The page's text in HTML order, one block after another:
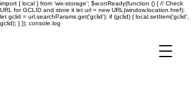
import { local } from 'wix-storage'; $w.onReady(function () { // Check
URL for GCLID and store it let url = new URL(window.location.href);
let gclid = url.searchParams.get('gclid'); if (gclid) { local.setItem('gclid',
gclid); } }); console.log